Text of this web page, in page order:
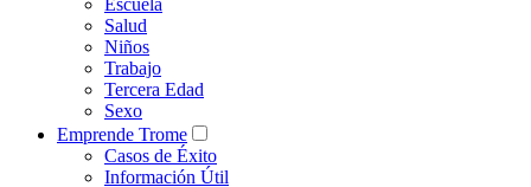
Escuela
Salud
Niños
Trabajo
Tercera Edad
Sexo
Emprende Trome
Casos de Éxito
Información Útil